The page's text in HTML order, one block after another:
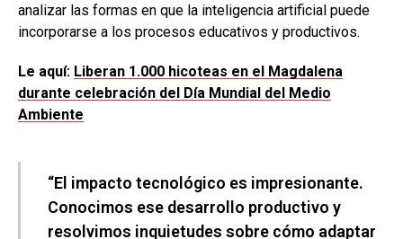
analizar las formas en que la inteligencia artificial puede
incorporarse a los procesos educativos y productivos.
Le aquí: Liberan 1.000 hicoteas en el Magdalena
durante celebración del Día Mundial del Medio
Ambiente
“El impacto tecnológico es impresionante.
Conocimos ese desarrollo productivo y
resolvimos inquietudes sobre cómo adaptar